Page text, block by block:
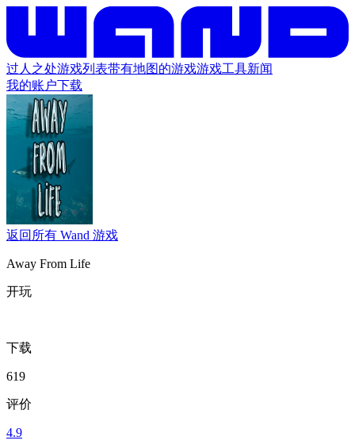
过人之处游戏列表带有地图的游戏游戏工具新闻
我的账户下载
返回所有 Wand 游戏
Away From Life
开玩
下载
619
评价
4.9